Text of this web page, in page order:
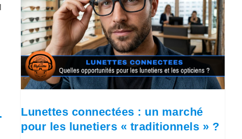
Lunettes connectées : un marché
pour les lunetiers « traditionnels » ?